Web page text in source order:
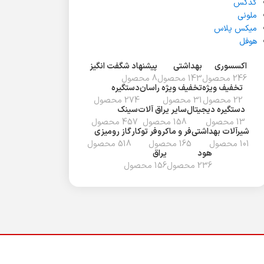
گدکس
ملونی
میکس پلاس
هوفل
اکسسوری
246 محصول
بهداشتی
143 محصول
پیشنهاد شگفت انگیز
8 محصول
تخفیف ويژه
22 محصول
تخفیف ویژه راسان
31 محصول
دستگیره
274 محصول
دستگیره دیجیتال
13 محصول
سایر یراق آلات
158 محصول
سینک
457 محصول
شیرآلات بهداشتی
101 محصول
فر و ماکروفر توکار
165 محصول
گاز رومیزی
518 محصول
هود
236 محصول
یراق
156 محصول